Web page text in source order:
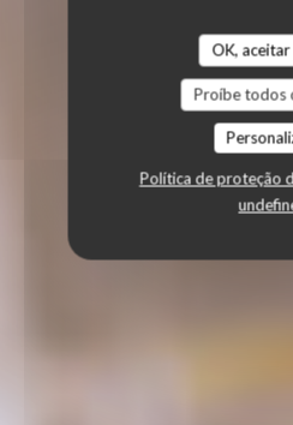
OK,
Proíbe todos
Política de proteção